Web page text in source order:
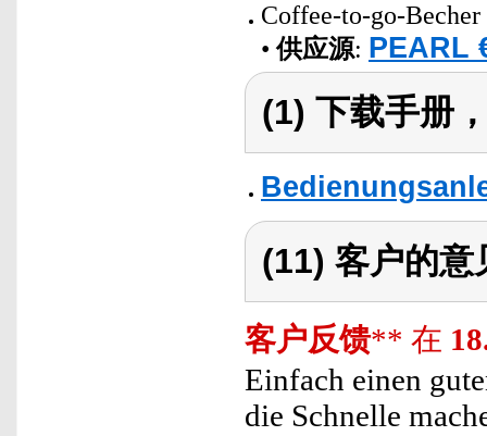
Coffee-to-go-
•供应源: PEARL
(1) 下载手册
(11) 客户的意
客户反馈** 在
Einfach einen
die Schnelle